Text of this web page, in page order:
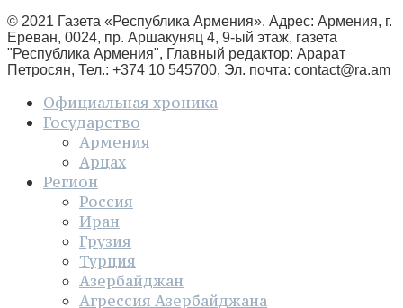
© 2021 Газета «Республика Армения». Адрес: Армения, г.
Ереван, 0024, пр. Аршакуняц 4, 9-ый этаж, газета
"Республика Армения", Главный редактор: Арарат
Петросян, Тел.: +374 10 545700, Эл. почта: contact@ra.am
Официальная хроника
Государство
Армения
Арцах
Регион
Россия
Иран
Грузия
Турция
Азербайджан
Агрессия Азербайджана